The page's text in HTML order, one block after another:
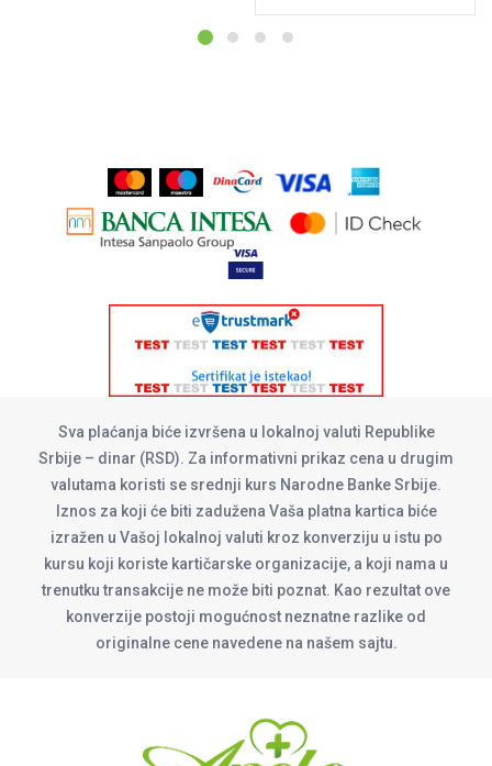
Sva plaćanja biće izvršena u lokalnoj valuti Republike
Srbije – dinar (RSD). Za informativni prikaz cena u drugim
valutama koristi se srednji kurs Narodne Banke Srbije.
Iznos za koji će biti zadužena Vaša platna kartica biće
izražen u Vašoj lokalnoj valuti kroz konverziju u istu po
kursu koji koriste kartičarske organizacije, a koji nama u
trenutku transakcije ne može biti poznat. Kao rezultat ove
konverzije postoji mogućnost neznatne razlike od
originalne cene navedene na našem sajtu.